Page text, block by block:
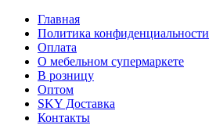
Главная
Политика конфиденциальности
Оплата
О мебельном супермаркете
В розницу
Оптом
SKY Доставка
Контакты